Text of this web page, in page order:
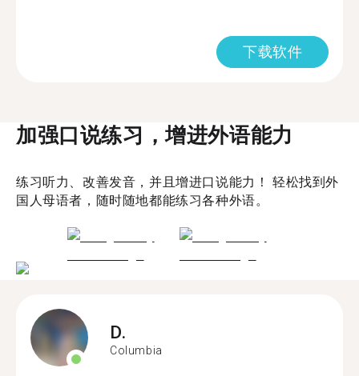
下载软件
加强口说练习，增进外语能力
练习听力、改善发音，并且增进口说能力！ 轻松找到外
国人母语者，随时随地都能练习各种外语。
D.
Columbia